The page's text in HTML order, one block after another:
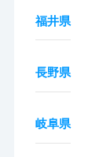
福井県
長野県
岐阜県